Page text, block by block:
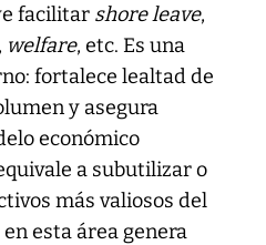
facilitar shore leave,
welfare, etc. Es una
fortalece lealtad de
y asegura
económico
a subutilizar o
más valiosos del
esta área genera